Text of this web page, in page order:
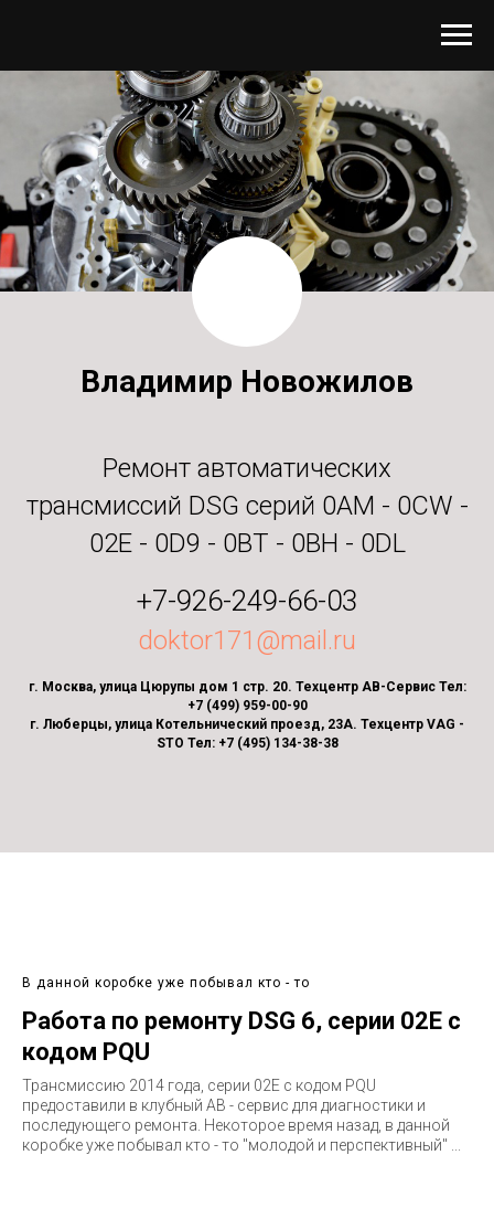
Владимир Новожилов
Ремонт автоматических
трансмиссий DSG серий 0AM - 0CW -
02E - 0D9 - 0BT - 0BH - 0DL
+7-926-249-66-03
doktor171@mail.ru
г. Москва, улица Цюрупы дом 1 стр. 20. Техцентр АВ-Сервис Тел:
+7 (499) 959-00-90
г. Люберцы, улица Котельнический проезд, 23А. Техцентр VAG -
STO Тел: +7 (495) 134-38-38
В данной коробке уже побывал кто - то
Работа по ремонту DSG 6, серии 02E с
кодом PQU
Трансмиссию 2014 года, серии 02E c кодом PQU
предоставили в клубный АВ - сервис для диагностики и
последующего ремонта. Некоторое время назад, в данной
коробке уже побывал кто - то "молодой и перспективный" ...